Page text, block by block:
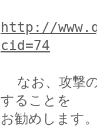
http://
cid=74
することを
お勧めします